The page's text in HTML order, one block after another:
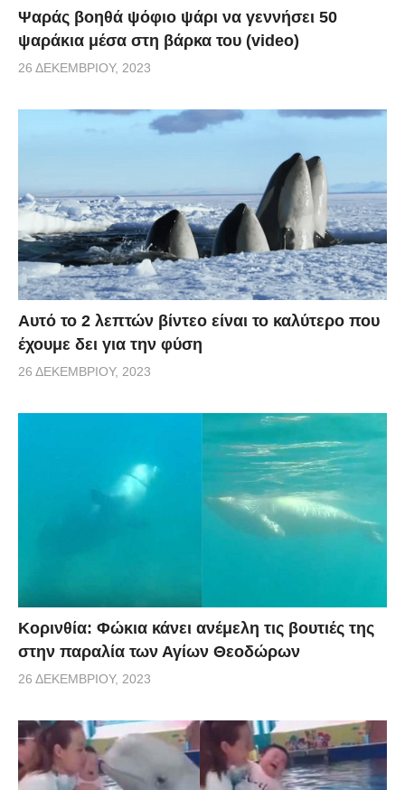
Ψαράς βοηθά ψόφιο ψάρι να γεννήσει 50
ψαράκια μέσα στη βάρκα του (video)
26 ΔΕΚΕΜΒΡΊΟΥ, 2023
Αυτό το 2 λεπτών βίντεο είναι το καλύτερο που
έχουμε δει για την φύση
26 ΔΕΚΕΜΒΡΊΟΥ, 2023
Κορινθία: Φώκια κάνει ανέμελη τις βουτιές της
στην παραλία των Αγίων Θεοδώρων
26 ΔΕΚΕΜΒΡΊΟΥ, 2023